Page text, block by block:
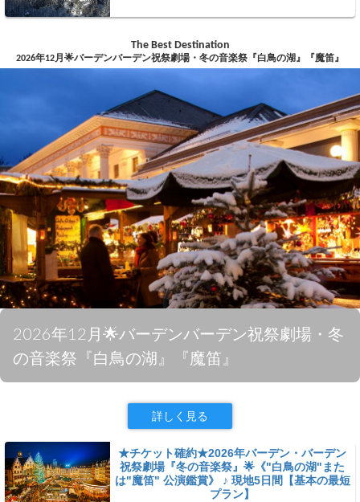
The Best Destination
2026年12月🌟バーデンバーデン祝祭劇場・冬の音楽祭『白鳥の湖』『魔笛』
2026年12月🌟バーデンバーデン祝祭劇場・冬
の音楽祭『白鳥の湖』『魔笛』
詳しく見る
★チケット確約★2026年バーデン・バーデン
祝祭劇場『冬の音楽祭』🌟《"白鳥の湖"また
は"魔笛" 公演鑑賞》 ♪ 現地5日間【基本の最短
プラン】